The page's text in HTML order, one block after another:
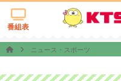
番組表
ニュース・スポーツ